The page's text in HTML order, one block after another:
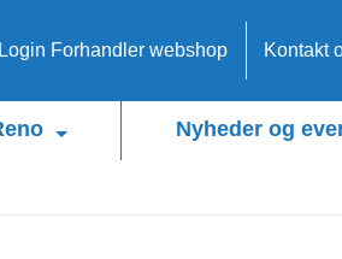
Login Forhandler webshop Kontakt
Nyheder og